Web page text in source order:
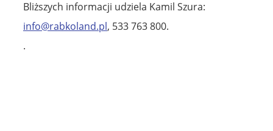
Bliższych informacji udziela Kamil Szura:
info@rabkoland.pl, 533 763 800.
.